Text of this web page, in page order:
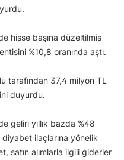
hisse başına düzeltilmiş
%10,8 oranında aştı.
tarafından 37,4 milyon TL
duyurdu.
geliri yıllık bazda %48
diyabet ilaçlarına yönelik
satın alımlarla ilgili giderler